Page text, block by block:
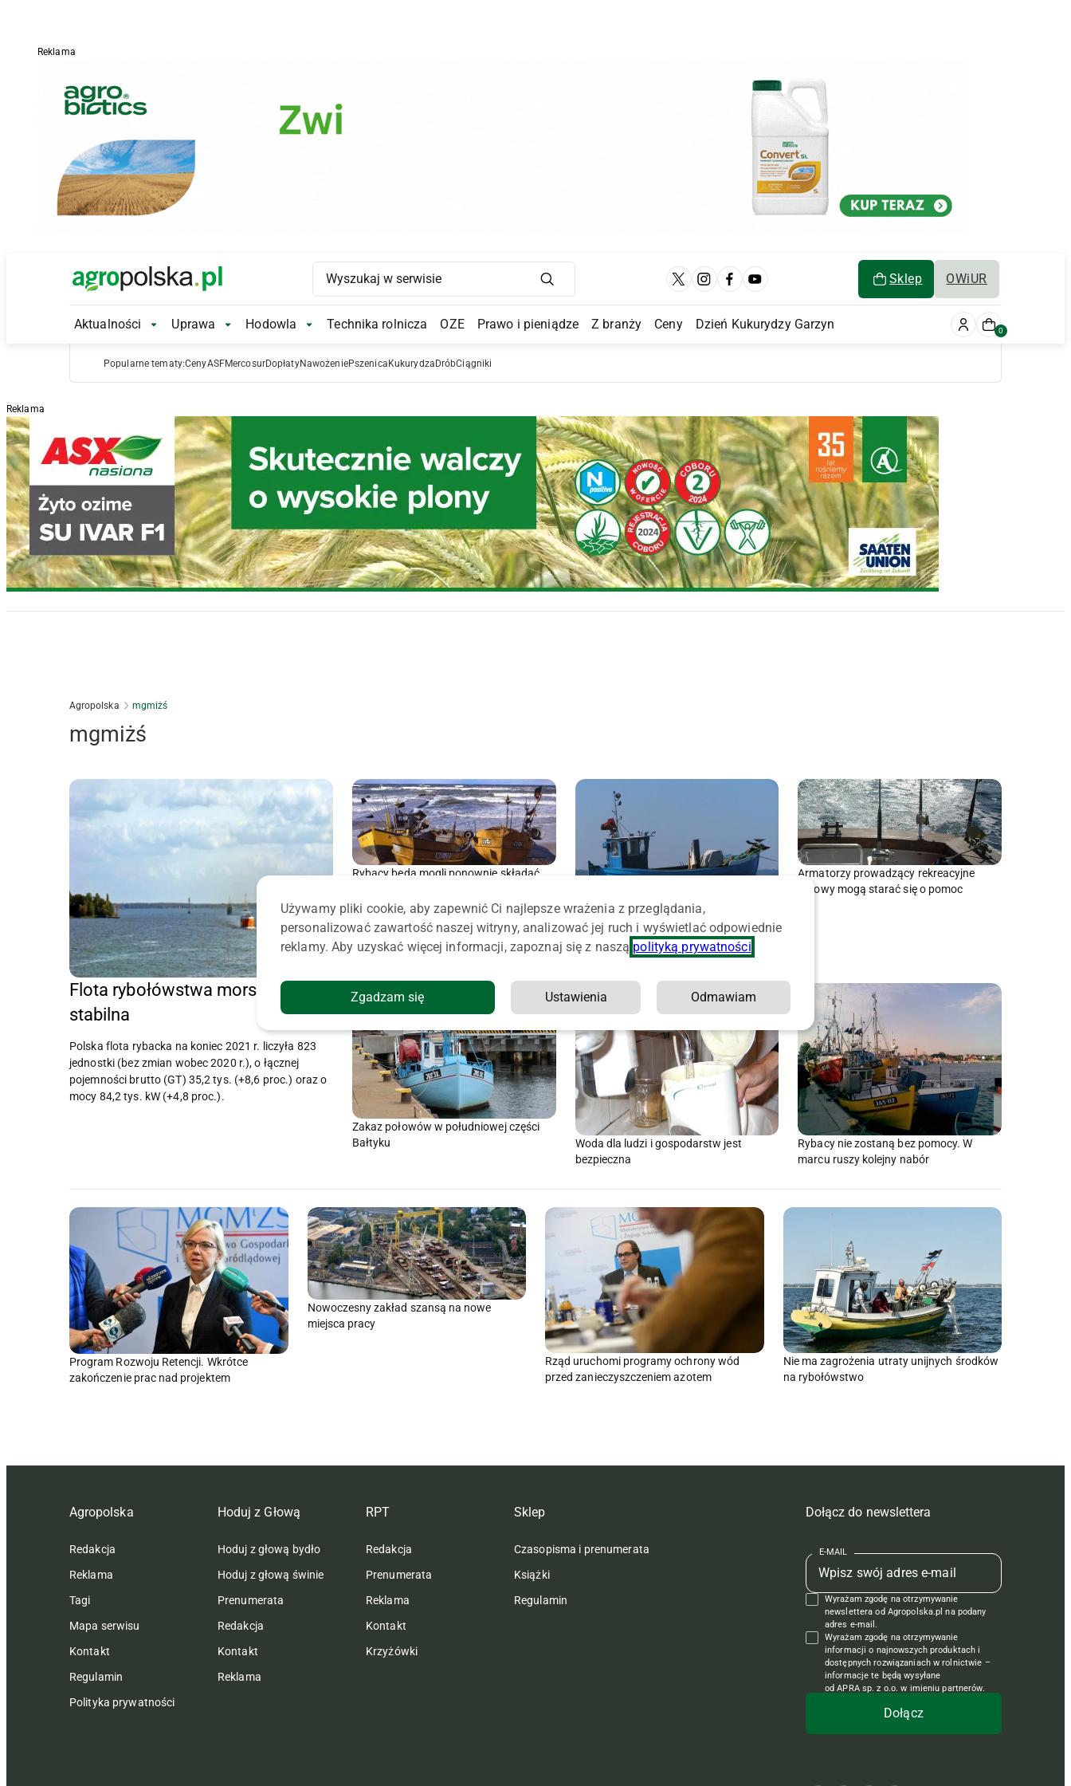
Reklama
Main Logo Sklep OWiUR
Main Navigation
Aktualności Aktualności Submenu
Uprawa Uprawa Submenu
Hodowla Hodowla Submenu
Technika rolnicza OZE Prawo i pieniądze Z branży Ceny Dzień Kukurydzy Garzyn 0
Popularne tematy:CenyASFMercosurDopłatyNawożeniePszenica Kukurydza DróbCiągniki
Reklama
Agropolska mgmiżś
mgmiżś
Flota rybołówstwa morskiego
stabilna
Polska flota rybacka na koniec 2021 r. liczyła 823
jednostki (bez zmian wobec 2020 r.), o łącznej
pojemności brutto (GT) 35,2 tys. (+8,6 proc.) oraz o
mocy 84,2 tys. kW (+4,8 proc.).
Rybacy będą mogli ponownie składać
W programie Rybactwo i Morze
zakontraktowano połowę środków
Armatorzy prowadzący rekreacyjne
połowy mogą starać się o pomoc
Zakaz połowów w południowej części
Bałtyku
Woda dla ludzi i gospodarstw jest
bezpieczna
Rybacy nie zostaną bez pomocy. W
marcu ruszy kolejny nabór
Program Rozwoju Retencji. Wkrótce
zakończenie prac nad projektem
Nowoczesny zakład szansą na nowe
miejsca pracy
Rząd uruchomi programy ochrony wód
przed zanieczyszczeniem azotem
Nie ma zagrożenia utraty unijnych środków
na rybołówstwo
Agropolska
Redakcja
Reklama
Tagi
Mapa serwisu
Kontakt
Regulamin
Polityka prywatności
Hoduj z Głową
Hoduj z głową bydło
Hoduj z głową świnie
Prenumerata
Redakcja
Kontakt
Reklama
RPT
Redakcja
Prenumerata
Reklama
Kontakt
Krzyżówki
Sklep
Czasopisma i prenumerata
Książki
Regulamin
Dołącz do newslettera
E-MAIL
Wyrażam zgodę na otrzymywanie
newslettera od Agropolska.pl na podany
adres e-mail.
Wyrażam zgodę na otrzymywanie
informacji o najnowszych produktach i
dostępnych rozwiązaniach w rolnictwie –
informacje te będą wysyłane
od APRA sp. z o.o. w imieniu partnerów.
Używamy pliki cookie, aby zapewnić Ci najlepsze wrażenia z przeglądania,
personalizować zawartość naszej witryny, analizować jej ruch i wyświetlać odpowiednie
reklamy. Aby uzyskać więcej informacji, zapoznaj się z naszą polityką prywatności
Zgadzam się Ustawienia Odmawiam